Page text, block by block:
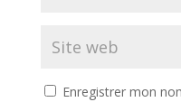
Enregistrer mon